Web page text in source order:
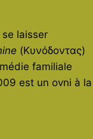
laisser
(Κυνόδοντας)
familiale
est un ovni à la